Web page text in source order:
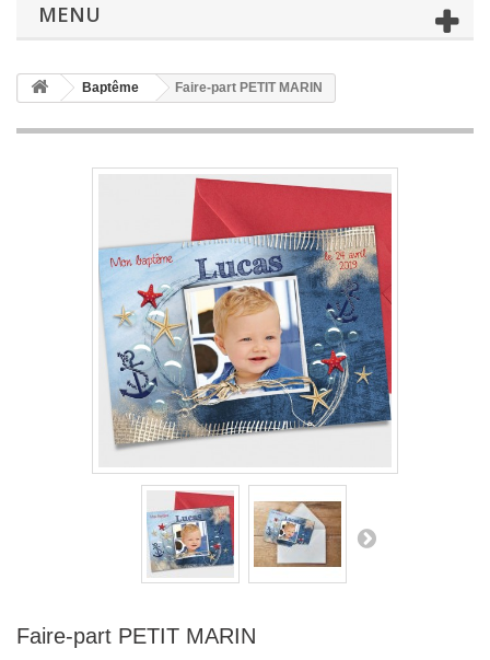
MENU
Baptême Faire-part PETIT MARIN
Faire-part PETIT MARIN